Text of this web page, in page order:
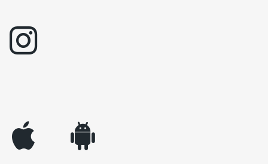
instagram
appleinc android